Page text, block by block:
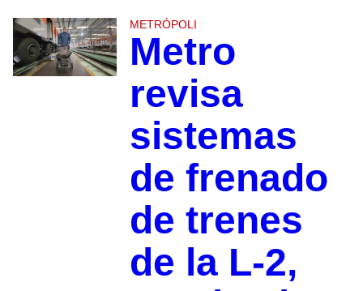
METRÓPOLI
Metro
revisa
sistemas
de frenado
de trenes
de la L-2,